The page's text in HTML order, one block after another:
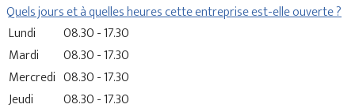
Quels jours et à quelles heures cette entreprise est-elle ouverte ?
Lundi
08.30 - 17.30
Mardi
08.30 - 17.30
Mercredi 08.30 - 17.30
Jeudi
08.30 - 17.30